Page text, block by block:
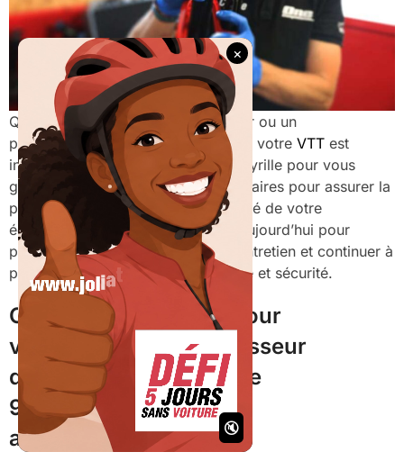
Que vous soyez un cycliste amateur ou un
professionnel, l’entretien régulier de votre VTT est
indispensable. Faites confiance à Cyrille pour vous
guider à travers les services nécessaires pour assurer la
performance optimale et la durabilité de votre
équipement. Contactez-nous dès aujourd’hui pour
planifier votre prochain service d’entretien et continuer à
profiter des sentiers avec confiance et sécurité.
Cyrille est disponible pour
votre fourche et amortisseur
du mardi au vendredi de
9h – 12 / 14h – 17h30 ou
au 032 422 94 38.